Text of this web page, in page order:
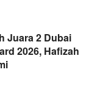
Juara 2 Dubai
2026, Hafizah